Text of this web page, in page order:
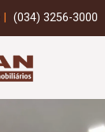
(034) 3256-3000